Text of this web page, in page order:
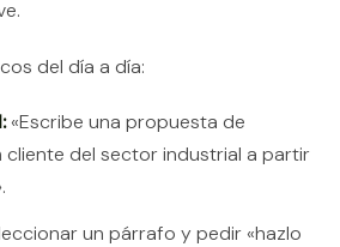
del día a día:
«Escribe una propuesta de
cliente del sector industrial a partir
un párrafo y pedir «hazlo